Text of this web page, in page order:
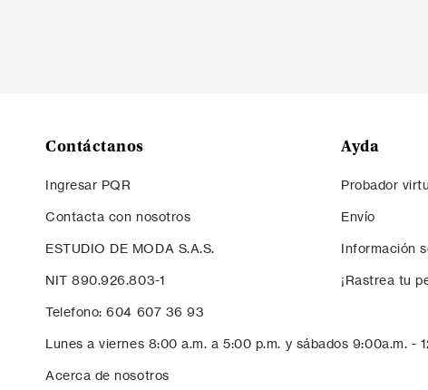
Contáctanos
Ingresar PQR
Contacta con nosotros
ESTUDIO DE MODA S.A.S.
NIT 890.926.803-1
Telefono: 604 607 36 93
Lunes a viernes 8:00 a.m. a 5:00 p.m. y sábados 9:00a.m. -
Acerca de nosotros
Ayda
Probador
Envío
Información
¡Rastrea tu